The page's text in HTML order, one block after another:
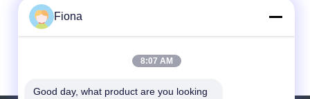
Fiona
8:07 AM
Good day, what product are you looking